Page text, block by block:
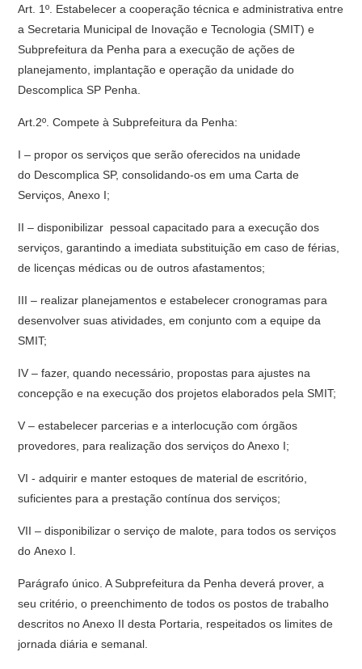
Art. 1º. Estabelecer a cooperação técnica e administrativa entre
a Secretaria Municipal de Inovação e Tecnologia (SMIT) e
Subprefeitura da Penha para a execução de ações de
planejamento, implantação e operação da unidade do
Descomplica SP Penha.
Art.2º. Compete à Subprefeitura da Penha:
I – propor os serviços que serão oferecidos na unidade
do Descomplica SP, consolidando-os em uma Carta de
Serviços, Anexo I;
II – disponibilizar pessoal capacitado para a execução dos
serviços, garantindo a imediata substituição em caso de férias,
de licenças médicas ou de outros afastamentos;
III – realizar planejamentos e estabelecer cronogramas para
desenvolver suas atividades, em conjunto com a equipe da
SMIT;
IV – fazer, quando necessário, propostas para ajustes na
concepção e na execução dos projetos elaborados pela SMIT;
V – estabelecer parcerias e a interlocução com órgãos
provedores, para realização dos serviços do Anexo I;
VI - adquirir e manter estoques de material de escritório,
suficientes para a prestação contínua dos serviços;
VII – disponibilizar o serviço de malote, para todos os serviços
do Anexo I.
Parágrafo único. A Subprefeitura da Penha deverá prover, a
seu critério, o preenchimento de todos os postos de trabalho
descritos no Anexo II desta Portaria, respeitados os limites de
jornada diária e semanal.